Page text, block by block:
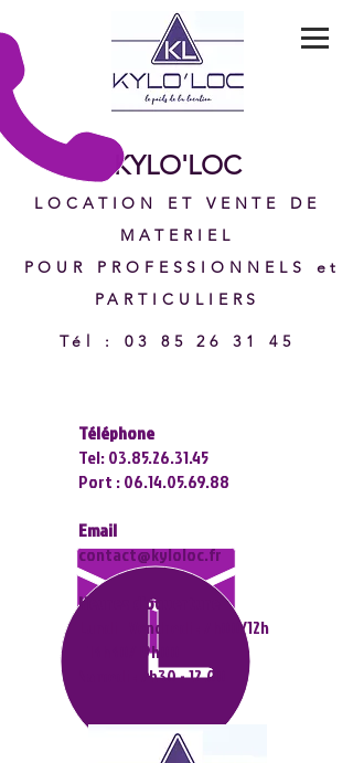
KYLO'LOC
LOCATION ET VENTE DE
MATERIEL
POUR PROFESSIONNELS et
PARTICULIERS
Tél : 03 85 26 31 45
Téléphone
Tel:03.85.26.31.45
Port :06.14.05.69.88
Email
contact@kyloloc.fr
Heures d'ouverture
Lundi - Vendredi : 7h00/12h
- 13h30/19h00
Samedi : 7h30 - 12.00